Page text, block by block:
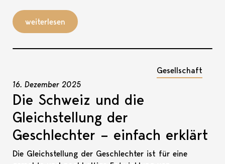
weiterlesen
Gesellschaft
16. Dezember 2025
Die Schweiz und die
Gleichstellung der
Geschlechter – einfach erklärt
Die Gleichstellung der Geschlechter ist für eine